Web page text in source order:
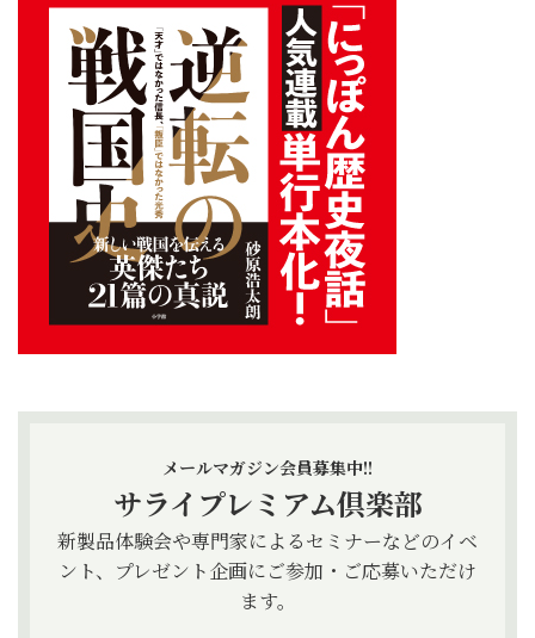
メールマガジン会員募集中!!
サライプレミアム倶楽部
新製品体験会や専門家によるセミナーなどのイベ
ント、プレゼント企画にご参加・ご応募いただけ
ます。